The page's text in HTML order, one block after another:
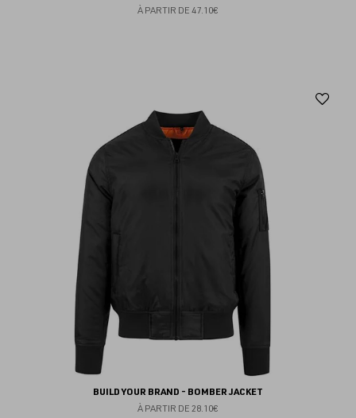
À PARTIR DE 47.10€
BUILD YOUR BRAND - BOMBER JACKET
À PARTIR DE 28.10€